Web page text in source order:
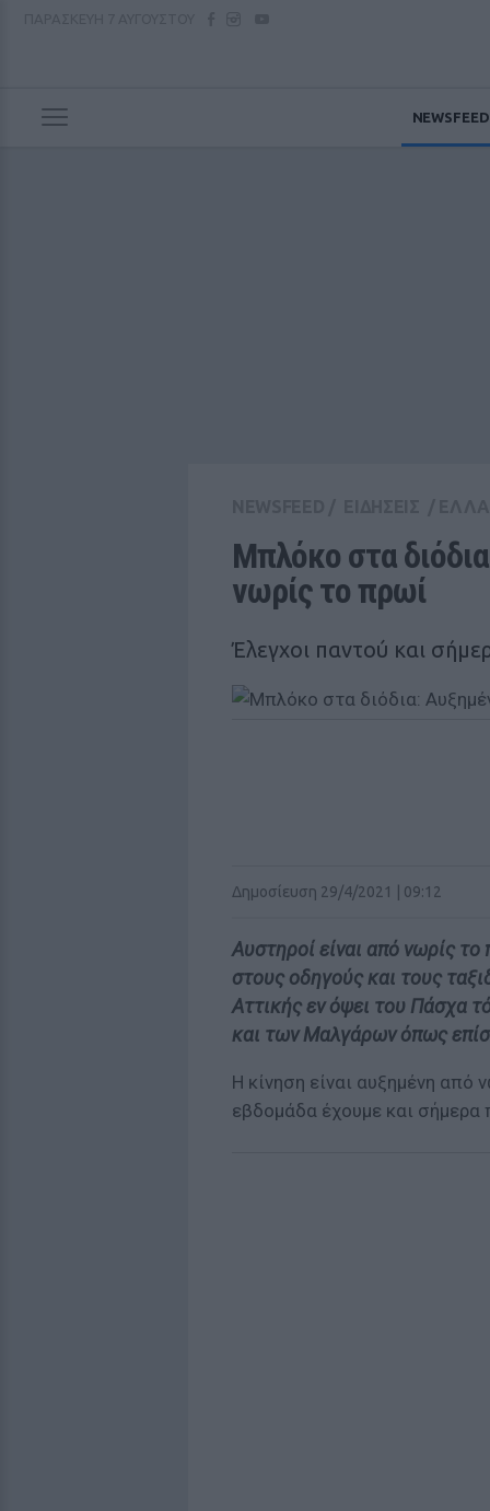
NEWSFEED
Μπλόκο στα
νωρίς το πρωί
Έλεγχοι παντού και
Δημοσίευση 29/4/2021 | 09:12
Αυστηροί είναι από νωρίς
στους οδηγούς και τους
Αττικής εν όψει του Πάσχα
και των Μαλγάρων όπως
Η κίνηση είναι αυξημένη
εβδομάδα έχουμε και σήμερα